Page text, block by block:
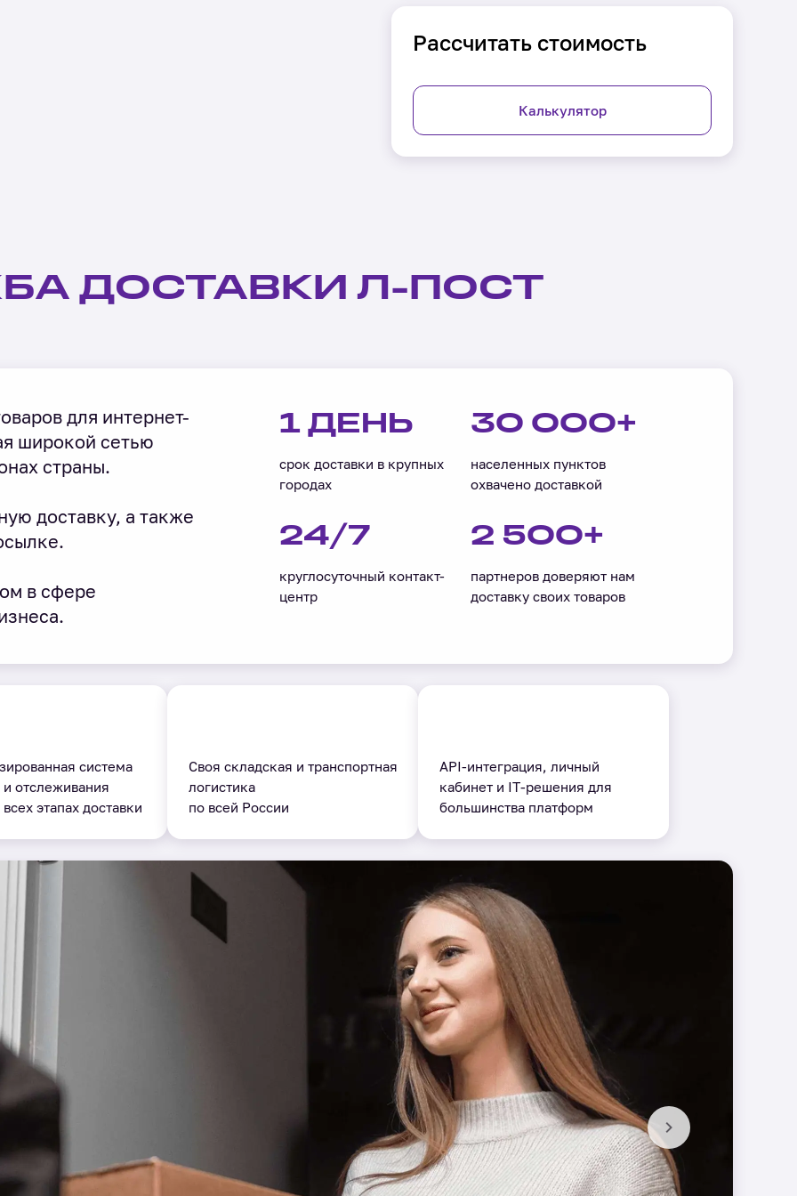
Рассчитать стоимость
Калькулятор
ДОСТАВКИ Л-ПОСТ
для интернет-
широкой сетью
страны.
доставку, а также
в сфере
1 ДЕНЬ
срок доставки в крупных
городах
30 000+
населенных пунктов
охвачено доставкой
24/7
круглосуточный контакт-
центр
2 500+
партнеров доверяют нам
доставку своих товаров
система
отслеживания
этапах доставки
Своя складская и транспортная
логистика
по всей России
API-интеграция, личный
кабинет и IT-решения для
большинства платформ